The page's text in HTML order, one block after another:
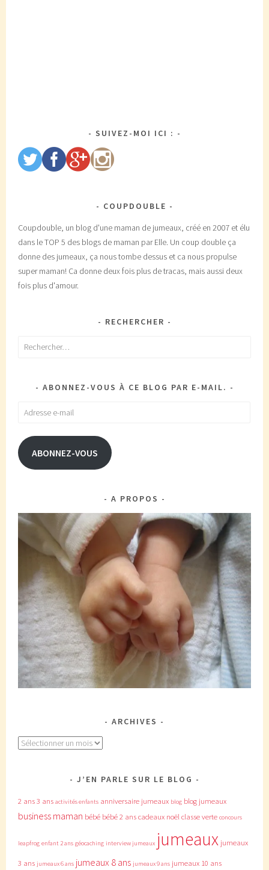
SUIVEZ-MOI ICI :
COUPDOUBLE
Coupdouble, un blog d'une maman de jumeaux, créé en 2007 et élu
dans le TOP 5 des blogs de maman par Elle. Un coup double ça
donne des jumeaux, ça nous tombe dessus et ca nous propulse
super maman! Ca donne deux fois plus de tracas, mais aussi deux
fois plus d'amour.
RECHERCHER
Rechercher :
ABONNEZ-VOUS À CE BLOG PAR E-MAIL.
Adresse
mail
ABONNEZ-VOUS
A PROPOS
ARCHIVES
Archives
J’EN PARLE SUR LE BLOG
2 ans3 ans activités enfants anniversaire jumeaux blog blog jumeaux
business maman bébé bébé 2 anscadeaux noëlclasse verte concours
leapfrog enfant 2 ans géocaching interview jumeaux jumeaux jumeaux
3 ans jumeaux 6 ans jumeaux 8 ans jumeaux 9 ans jumeaux 10 ans